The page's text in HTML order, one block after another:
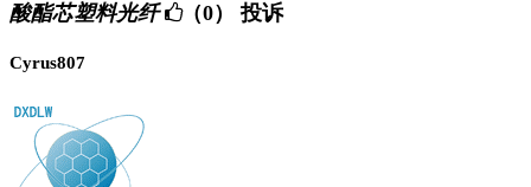
酸酯芯塑料光纤
（0） 投诉
Cyrus807